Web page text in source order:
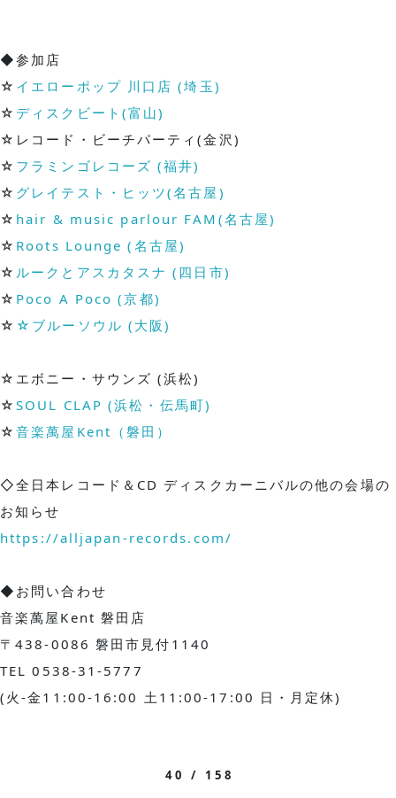
◆参加店
☆ イエローポップ 川口店 (埼玉)
☆ ディスクビート(富山)
☆レコード・ビーチパーティ(金沢)
☆ フラミンゴレコーズ (福井)
☆ グレイテスト・ヒッツ(名古屋)
☆ hair & music parlour FAM(名古屋)
☆ Roots Lounge (名古屋)
☆ ルークとアスカタスナ (四日市)
☆ Poco A Poco (京都)
☆ ☆ブルーソウル (大阪)
☆エボニー・サウンズ (浜松)
☆SOUL CLAP (浜松・伝馬町)
☆音楽萬屋Kent（磐田）
◇全日本レコード＆CD ディスクカーニバルの他の会場の
お知らせ
https://alljapan-records.com/
◆お問い合わせ
音楽萬屋Kent 磐田店
〒438-0086 磐田市見付1140
TEL 0538-31-5777
(火-金11:00-16:00 土11:00-17:00 日・月定休)
40 / 158